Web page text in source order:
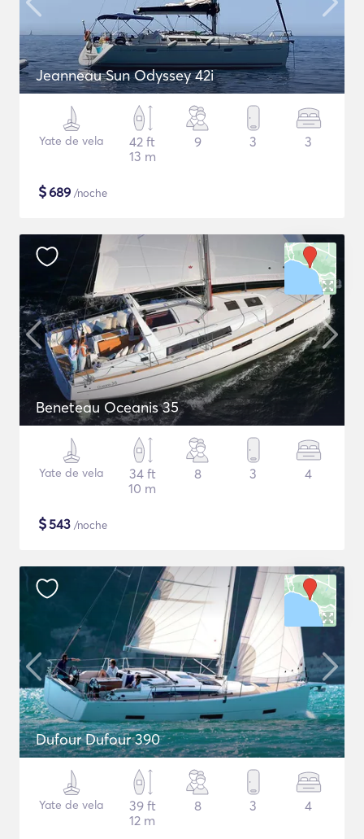
Jeanneau Sun Odyssey 42i
Yate de vela
42 ft
13 m
9 3 3
$689 /noche
Beneteau Oceanis 35
Yate de vela
34 ft
10 m
8 3 4
$543 /noche
Dufour Dufour 390
Yate de vela
39 ft
12 m
8 3 4